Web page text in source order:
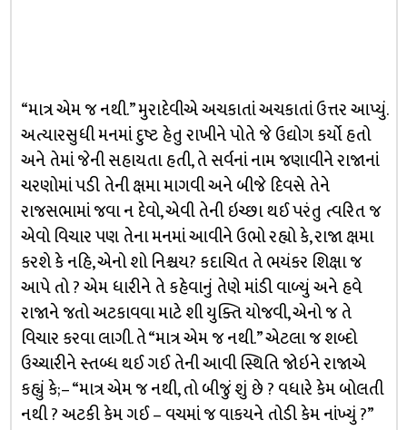
“માત્ર એમ જ નથી.” મુરાદેવીએ અચકાતાં અચકાતાં ઉત્તર આપ્યું.
અત્યારસુધી મનમાં દુષ્ટ હેતુ રાખીને પોતે જે ઉદ્યોગ કર્યો હતો
અને તેમાં જેની સહાયતા હતી, તે સર્વનાં નામ જણાવીને રાજાનાં
ચરણોમાં પડી તેની ક્ષમા માગવી અને બીજે દિવસે તેને
રાજસભામાં જવા ન દેવો, એવી તેની ઇચ્છા થઈ પરંતુ ત્વરિત જ
એવો વિચાર પણ તેના મનમાં આવીને ઉભો રહ્યો કે, રાજા ક્ષમા
કરશે કે નહિ, એનો શો નિશ્ચય? કદાચિત તે ભયંકર શિક્ષા જ
આપે તો ? એમ ધારીને તે કહેવાનું તેણે માંડી વાળ્યું અને હવે
રાજાને જતો અટકાવવા માટે શી યુક્તિ યોજવી, એનો જ તે
વિચાર કરવા લાગી. તે “માત્ર એમ જ નથી.” એટલા જ શબ્દો
ઉચ્ચારીને સ્તબ્ધ થઈ ગઈ તેની આવી સ્થિતિ જોઇને રાજાએ
કહ્યું કે;– “માત્ર એમ જ નથી, તો બીજું શું છે ? વધારે કેમ બોલતી
નથી ? અટકી કેમ ગઈ – વચમાં જ વાકયને તોડી કેમ નાંખ્યું ?”